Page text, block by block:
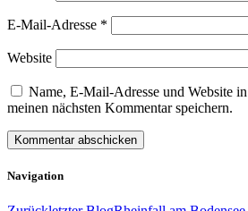
E-Mail-Adresse *
Website
Name, E-Mail-Adresse und Website
meinen nächsten Kommentar speichern.
Navigation